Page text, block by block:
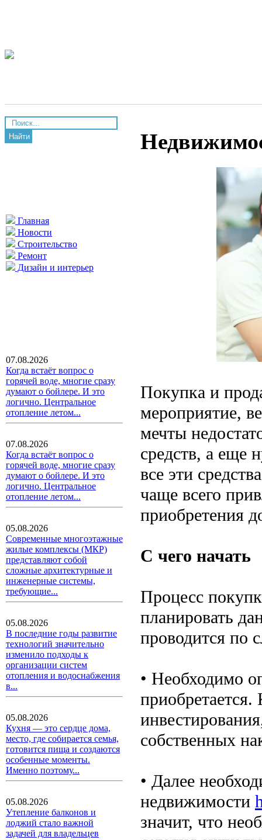
Найти
Главная
Новости
Строительство
Ремонт
Дизайн и интерьер
07.08.2026
Когда встаёт вопрос о
горячей воде, многие сразу
думают о бойлере. И это
логично. Центральное
отопление летом...
07.08.2026
Когда встаёт вопрос о
горячей воде, многие сразу
думают о бойлере. И это
логично. Центральное
отопление летом...
05.08.2026
Современные многоэтажные
жилые комплексы (МКР)
представляют собой
сложные архитектурные и
инженерные системы,
требующие...
05.08.2026
В последние годы развитие
технологий значительно
изменило подходы к
организации систем
отопления и водоснабжения
в...
05.08.2026
Кухня — это сердце дома,
место, где собирается семья,
готовится пища и создаются
особенные моменты.
Именно поэтому...
05.08.2026
Утепление балконов и
лоджий стало важной
задачей для владельцев
Покупка и
мероприятие,
мечты
средств, а еще
все эти
чаще всего
приобретения
С чего начать
Процесс
планировать
проводится по
• Необходимо
приобретается.
собственных
• Далее
недвижимости
значит, что